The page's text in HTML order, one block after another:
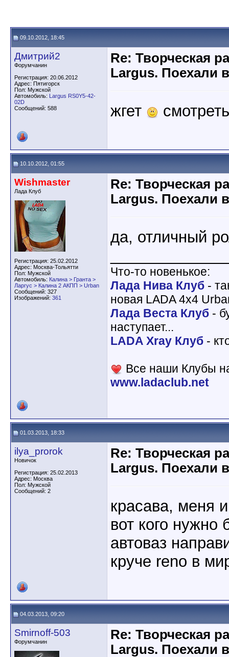
09.10.2012, 18:45
Дмитрий2
Форумчанин
Регистрация: 20.06.2012
Адрес: Пятигорск
Пол: Мужской
Автомобиль: Largus RS0Y5-42-
02D
Сообщений: 588
Re: Творческая
Largus. Поехали
жгет
10.10.2012, 01:55
Wishmaster
Лада Клуб
Регистрация: 25.02.2012
Адрес: Москва-Тольятти
Пол: Мужской
Автомобиль: Калина > Гранта >
Ларгус > Калина 2 АКПП > Urban
Сообщений: 327
Изображений: 361
Re: Творческая
Largus. Поехали
да, отличный
Что-то новенькое:
Лада Нива Клуб -
новая LADA 4x4
Лада Веста Клуб -
наступает...
LADA Xray Клуб -
Все наши Клубы
www.ladaclub.net
01.03.2013, 18:33
ilya_prorok
Новичок
Регистрация: 25.02.2013
Адрес: Москва
Пол: Мужской
Сообщений: 2
Re: Творческая
Largus. Поехали
красава, меня
вот кого нужно
автоваз
круче reno в
04.03.2013, 09:20
Smirnoff-503
Форумчанин
Re: Творческая
Largus. Поехали